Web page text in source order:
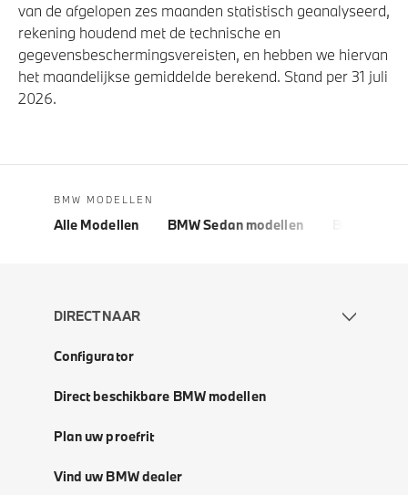
van de afgelopen zes maanden statistisch geanalyseerd,
rekening houdend met de technische en
gegevensbeschermingsvereisten, en hebben we hiervan
het maandelijkse gemiddelde berekend. Stand per 31 juli
2026.
BMW MODELLEN
Alle Modellen BMW Sedan modellen
DIRECT NAAR
Configurator
Direct beschikbare BMW modellen
Plan uw proefrit
Vind uw BMW dealer